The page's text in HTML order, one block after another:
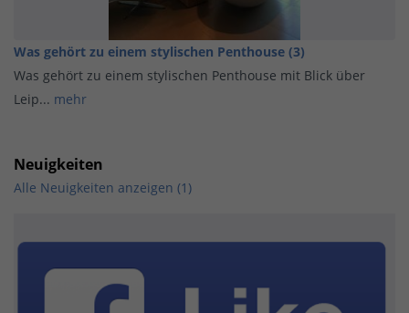
Was gehört zu einem stylischen Penthouse (3)
Was gehört zu einem stylischen Penthouse mit Blick über
Leip... mehr
Neuigkeiten
Alle Neuigkeiten anzeigen (1)